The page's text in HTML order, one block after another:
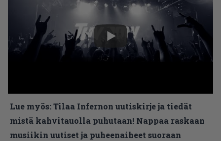
Lue myös:Tilaa Infernon uutiskirje ja tiedät
mistä kahvitauolla puhutaan! Nappaa raskaan
musiikin uutiset ja puheenaiheet suoraan